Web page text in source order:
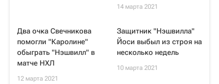
14 марта 2021
Два очка Свечникова
помогли "Каролине"
обыграть "Нэшвилл" в
матче НХЛ
12 марта 2021
Защитник "Нэшвилла"
Йоси выбыл из строя на
несколько недель
10 марта 2021